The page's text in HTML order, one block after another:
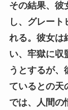
その結果、彼
し、グレート
れる。彼女は
い、牢獄に収
うとするが、
ているとの天
では、人間の